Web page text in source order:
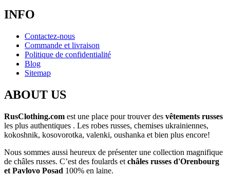
INFO
Contactez-nous
Commande et livraison
Politique de confidentialité
Blog
Sitemap
ABOUT US
RusClothing.com est une place pour trouver des vêtements russes
les plus authentiques . Les robes russes, chemises ukrainiennes,
kokoshnik, kosovorotka, valenki, oushanka et bien plus encore!
Nous sommes aussi heureux de présenter une collection magnifique
de châles russes. C’est des foulards et châles russes d'Orenbourg
et Pavlovo Posad 100% en laine.